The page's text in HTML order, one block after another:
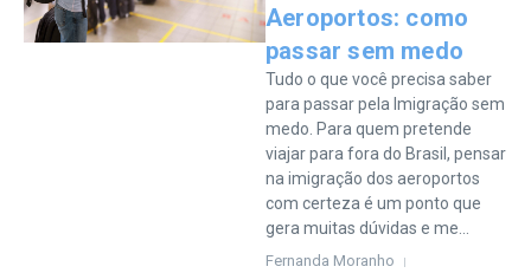
Aeroportos: como
passar sem medo
Tudo o que você precisa saber
para passar pela Imigração sem
medo. Para quem pretende
viajar para fora do Brasil, pensar
na imigração dos aeroportos
com certeza é um ponto que
gera muitas dúvidas e me...
Fernanda Moranho